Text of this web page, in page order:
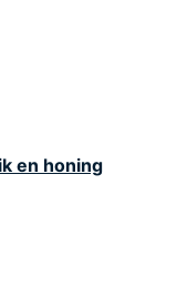
en honing